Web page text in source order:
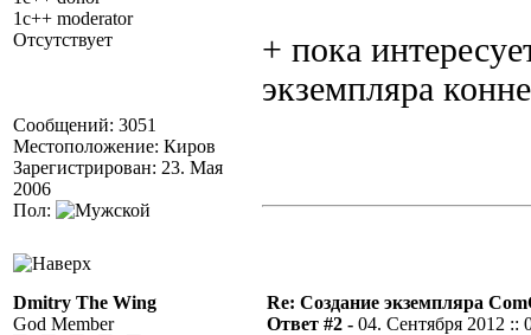
1c++ moderator
Отсутствует
Сообщений: 3051
Местоположение: Киров
Зарегистрирован: 23. Мая
2006
Пол:
+ пока
экземпляра
Dmitry The Wing
God Member
Re: Создание экземпляра
Ответ #2 - 04. Сентября 2012 ::